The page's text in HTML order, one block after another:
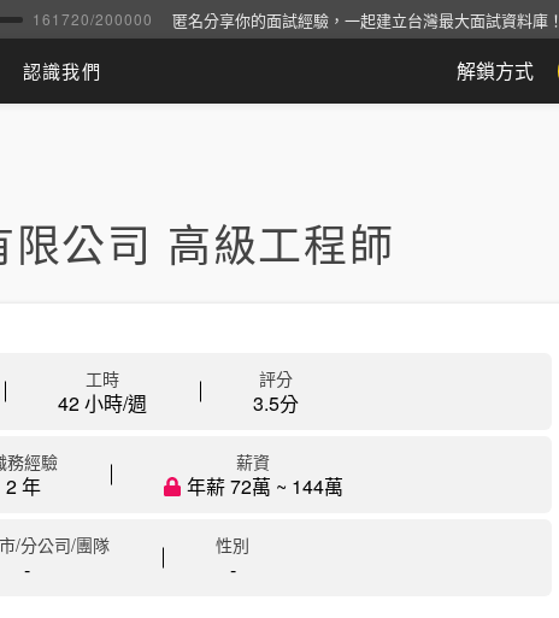
161720/200000 匿名分享你的面試經驗，一起建立台灣最大面試資料庫！
認識我們 解鎖方式
公司 高級工程師
工時
42 小時/週
評分
3.5分
務經驗
2 年
薪資
年薪 72萬 ~ 144萬
/分公司/團隊
-
性別
-